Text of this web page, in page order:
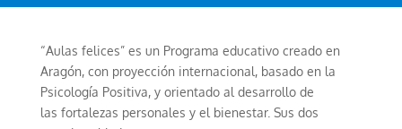
“Aulas felices” es un Programa educativo creado en
Aragón, con proyección internacional, basado en la
Psicología Positiva, y orientado al desarrollo de
las fortalezas personales y el bienestar. Sus dos